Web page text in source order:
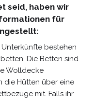
seid, haben wir
für
Unterkünfte bestehen
Die Betten sind
Wolldecke
die Hütten über eine
mit. Falls ihr